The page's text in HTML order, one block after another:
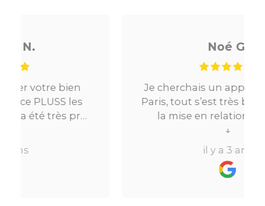
Je cherchais un appartement sur
Paris, tout s’est très bien passé. De
la mise en relation jusqu’à la
beaucoup de temps ne fait pas
perdre l’aspect humain ce qui est